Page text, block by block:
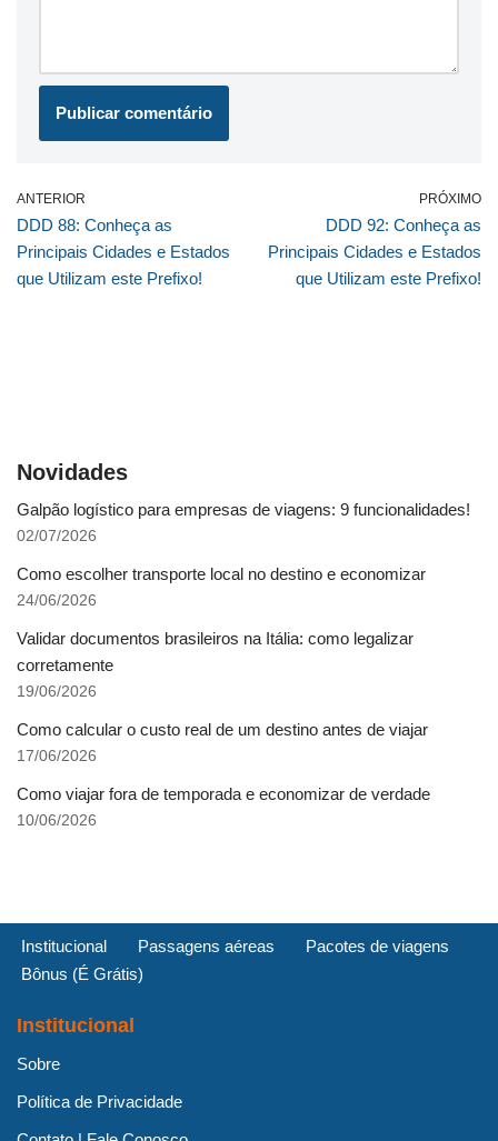
ANTERIOR
DDD 88: Conheça as
Principais Cidades e Estados
que Utilizam este Prefixo!
PRÓXIMO
DDD 92: Conheça as
Principais Cidades e Estados
que Utilizam este Prefixo!
Novidades
Galpão logístico para empresas de viagens: 9 funcionalidades!
02/07/2026
Como escolher transporte local no destino e economizar
24/06/2026
Validar documentos brasileiros na Itália: como legalizar
corretamente
19/06/2026
Como calcular o custo real de um destino antes de viajar
17/06/2026
Como viajar fora de temporada e economizar de verdade
10/06/2026
Institucional Passagens aéreas
Pacotes de viagens
Bônus (É Grátis)
Institucional
Sobre
Política de Privacidade